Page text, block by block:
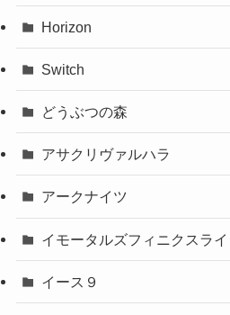
Horizon
Switch
どうぶつの森
アサクリヴァルハラ
アークナイツ
イモータルズフィニクスラ
イース９